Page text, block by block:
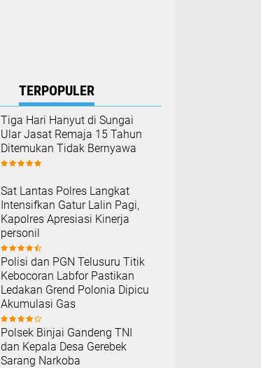
TERPOPULER
Tiga Hari Hanyut di Sungai
Ular Jasat Remaja 15 Tahun
Ditemukan Tidak Bernyawa
Sat Lantas Polres Langkat
Intensifkan Gatur Lalin Pagi,
Kapolres Apresiasi Kinerja
personil
Polisi dan PGN Telusuru Titik
Kebocoran Labfor Pastikan
Ledakan Grend Polonia Dipicu
Akumulasi Gas
Polsek Binjai Gandeng TNI
dan Kepala Desa Gerebek
Sarang Narkoba